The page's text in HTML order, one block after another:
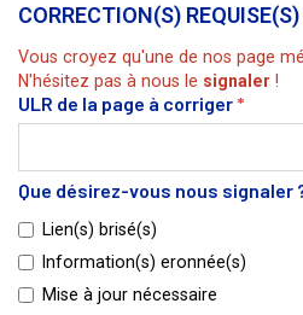
CORRECTION(S) REQUISE(S)
Vous croyez qu'une de nos page
N'hésitez pas à nous le signaler !
ULR de la page à corriger*
Que désirez-vous nous signaler
Lien(s) brisé(s)
Information(s) eronnée(s)
Mise à jour nécessaire